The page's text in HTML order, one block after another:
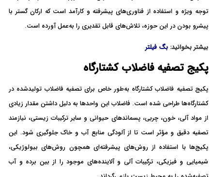
توجه ویژه و استفاده از فناوری‌های پیشرفته و کارآمد است که ارکان گستر با
پیشرو بودن در این حوزه، تلاش‌های قابل تقدیری را به‌عمل آورده است.
بیشتر بخوانید: بگ فیلتر
پکیج تصفیه فاضلاب کشتارگاه
پکیج تصفیه فاضلاب کشتارگاه به‌طور خاص برای تصفیه فاضلاب تولیدشده در
کشتارگاه‌ها طراحی شده است. فاضلاب این واحدها به دلیل داشتن مقدار زیادی
از مواد آلی، خون، چربی، پسماندهای حیوانی و سایر ترکیبات زیستی، نیازمند
تصفیه دقیق و مؤثر است تا از آلودگی منابع آب و خاک جلوگیری شود. این
پکیج‌ها با استفاده از روش‌های پیشرفته‌ای همچون روش‌های بیولوژیکی،
شیمیایی و فیزیکی، ترکیبات آلی و آلاینده‌های موجود را از بین برده و آب